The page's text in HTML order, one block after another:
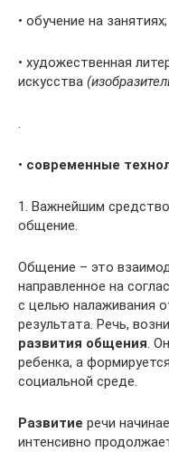
• обучение на занятиях;
• художественная
искусства
.
• современные
1. Важнейшим
общение.
Общение – это
направленное на
с целью налаживания
результата. Речь,
развития общения.
ребенка, а
социальной среде.
Развитие речи
интенсивно